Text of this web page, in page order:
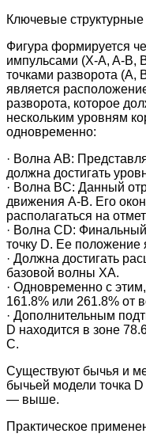
Ключевые
Фигура формируется
импульсами (X-A, A-B,
точками разворота (A,
является
разворота, которое
нескольким уровням
одновременно:
· Волна AB:
должна достигать
· Волна BC: Данный
движения A-B. Его
располагаться на
· Волна CD:
точку D. Ее
· Должна достигать
базовой волны XA.
· Одновременно с
161.8% или 261.8% от
· Дополнительным
D находится в зоне
C.
Существуют бычья и
бычьей модели точка
— выше.
Практическое